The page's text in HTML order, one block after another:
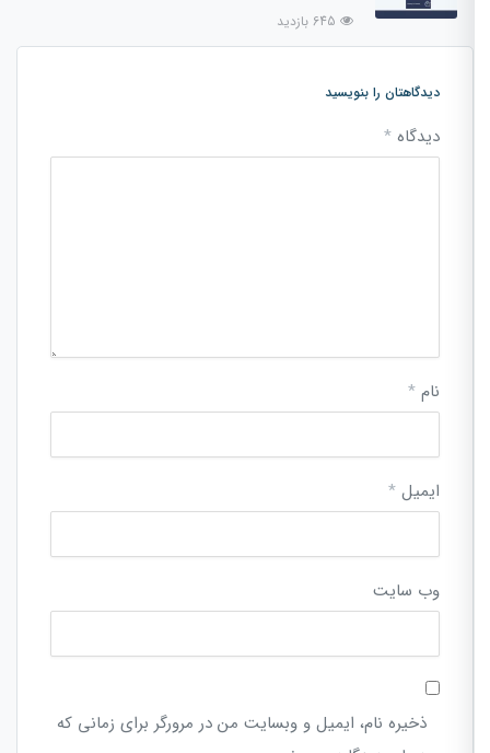
645 بازدید
دیدگاهتان را بنویسید
دیدگاه*
نام*
ایمیل*
وب‌ سایت
ذخیره نام، ایمیل و وبسایت من در مرورگر برای زمانی که